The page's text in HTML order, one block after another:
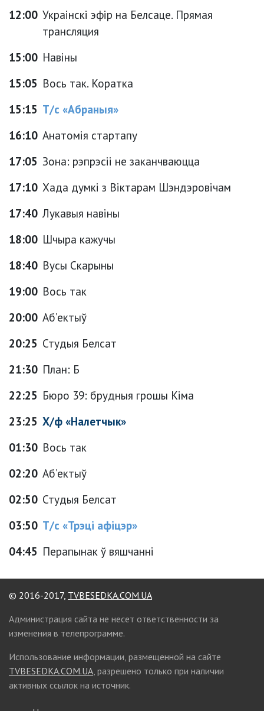
12:00 Украінскі эфір на Белсаце. Прямая
трансляция
15:00 Навіны
15:05 Вось так. Коратка
15:15 Т/с «Абраныя»
16:10 Анатомія стартапу
17:05 Зона: рэпрэсіі не заканчваюцца
17:10 Хада думкі з Віктарам Шэндэровічам
17:40 Лукавыя навіны
18:00 Шчыра кажучы
18:40 Вусы Скарыны
19:00 Вось так
20:00 Аб’ектыў
20:25 Студыя Белсат
21:30 План: Б
22:25 Бюро 39: брудныя грошы Кіма
23:25 Х/ф «Налетчык»
01:30 Вось так
02:20 Аб’ектыў
02:50 Студыя Белсат
03:50 Т/с «Трэці афіцэр»
04:45 Перапынак ў вяшчанні
© 2016-2017, TVBESEDKA.COM.UA
Администрация сайта не несет ответственности за
изменения в телепрограмме.
Использование информации, размещенной на сайте
TVBESEDKA.COM.UA, разрешено только при наличии
активных ссылок на источник.